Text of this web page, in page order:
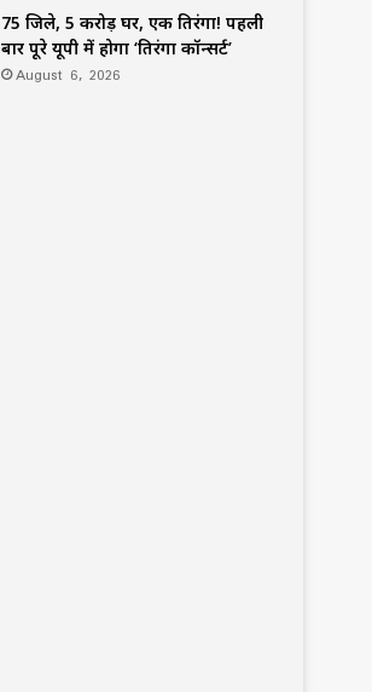
75 जिले, 5 करोड़ घर, एक तिरंगा! पहली
बार पूरे यूपी में होगा ‘तिरंगा कॉन्सर्ट’
August 6, 2026